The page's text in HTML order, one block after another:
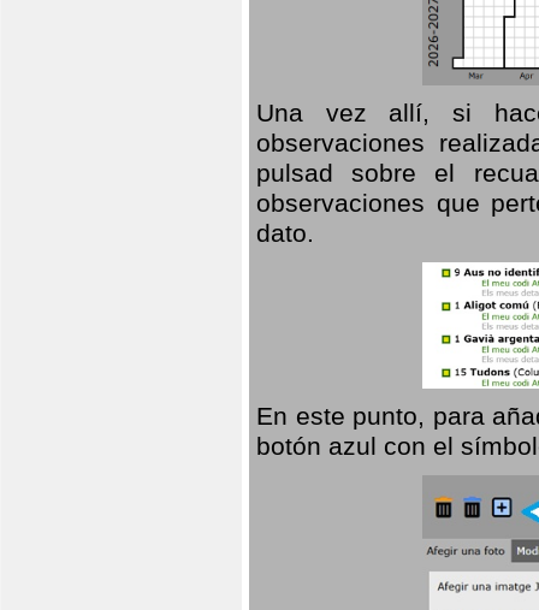
Una vez allí, si
observaciones
pulsad sobre el
observaciones que
dato.
En este punto, para
botón azul con el